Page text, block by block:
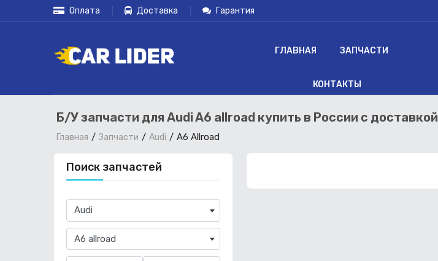
Оплата Доставка Гарантия
ГЛАВНАЯ ЗАПЧАСТИ
КОНТАКТЫ
Б/У запчасти для Audi A6 allroad купить в России с доставкой
Главная Запчасти Audi A6 Allroad
Поиск запчастей
×
Audi
×
A6 allroad